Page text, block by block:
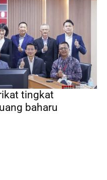
tingkat
baharu